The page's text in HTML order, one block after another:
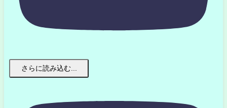
さらに読み込む...